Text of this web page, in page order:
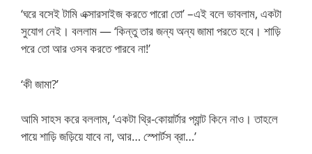
‘ঘরে বসেই টামি এক্সারসাইজ করতে পারো তো’ –এই বলে ভাবলাম, একটা
সুযোগ নেই। বললাম — ‘কিন্তু তার জন্য অন্য জামা পরতে হবে। শাড়ি
পরে তো আর ওসব করতে পারবে না!’
‘কী জামা?’
আমি সাহস করে বললাম, ‘একটা থ্রি-কোয়ার্টার প্যান্ট কিনে নাও। তাহলে
পায়ে শাড়ি জড়িয়ে যাবে না, আর… স্পোর্টস ব্রা…’